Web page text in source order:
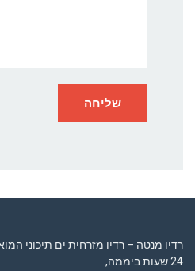
רדיו מנטה – רדיו מזרחית ים תיכוני
24 שעות ביממה,